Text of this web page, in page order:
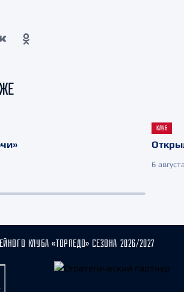
КЛУБ
6
КЛУБА «ТОРПЕДО» СЕЗОНА 2026/2027